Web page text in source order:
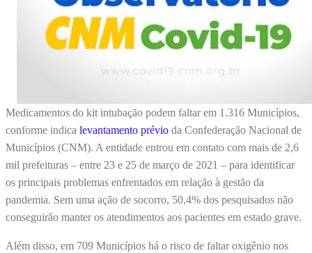
Medicamentos do kit intubação podem faltar em 1.316 Municípios,
conforme indica levantamento prévio da Confederação Nacional de
Municípios (CNM). A entidade entrou em contato com mais de 2,6
mil prefeituras – entre 23 e 25 de março de 2021 – para identificar
os principais problemas enfrentados em relação à gestão da
pandemia. Sem uma ação de socorro, 50,4% dos pesquisados não
conseguirão manter os atendimentos aos pacientes em estado grave.
Além disso, em 709 Municípios há o risco de faltar oxigênio nos